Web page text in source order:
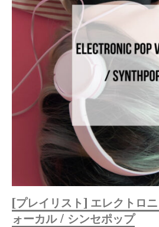
[プレイリスト] エレクトロ
ォーカル / シンセポップ